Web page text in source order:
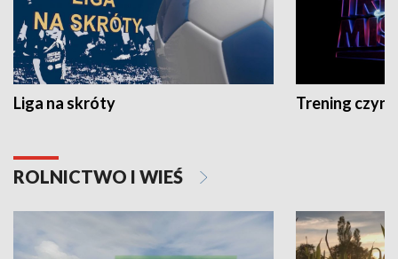
Liga na skróty Trening czyni
ROLNICTWO I WIEŚ